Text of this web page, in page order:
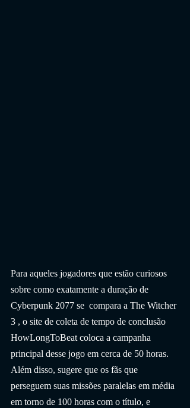
Para aqueles jogadores que estão curiosos
sobre como exatamente a duração de
Cyberpunk 2077 se  compara a The Witcher
3 , o site de coleta de tempo de conclusão
HowLongToBeat coloca a campanha
principal desse jogo em cerca de 50 horas.
Além disso, sugere que os fãs que
perseguem suas missões paralelas em média
em torno de 100 horas com o título, e